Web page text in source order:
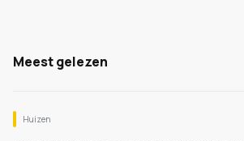
Meest gelezen
Huizen